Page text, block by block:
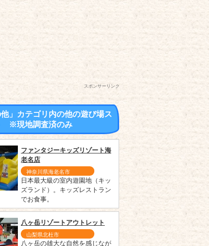
スポンサーリンク
他」カテゴリ内の他の遊び場ス
※現地調査済のみ
ファンタジーキッズリゾート海
老名店
神奈川県海老名市
日本最大級の室内遊園地（キッ
ズランド）。キッズレストラン
でお食事。
八ヶ岳リゾートアウトレット
山梨県北杜市
八ヶ岳の雄大な自然を感じなが